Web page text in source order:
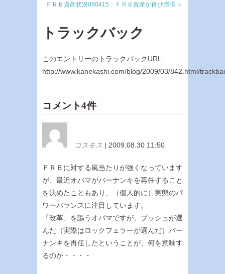
ＦＲＢ資産状況090415：ＦＲＢ資産が再び膨張 ＞
トラックバック
このエントリーのトラックバックURL:
http://www.kanekashi.com/blog/2009/03/842.html/
コメント4件
コスモス | 2009.08.30 11:50
ＦＲＢに対する風当たりが強くなっています
が、最近オバマがバーナンキを再任すること
を決めたこともあり、（個人的に）実態のパ
ワーバランスに注目しています。
「改革」を謳うオバマですが、ブッシュが選
んだ（実際はロックフェラーが選んだ）バー
ナンキを再任したということが、何を意味す
るのか・・・・